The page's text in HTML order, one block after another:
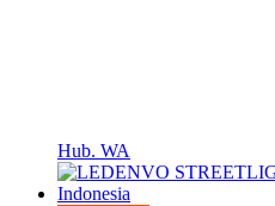
Hub. WA